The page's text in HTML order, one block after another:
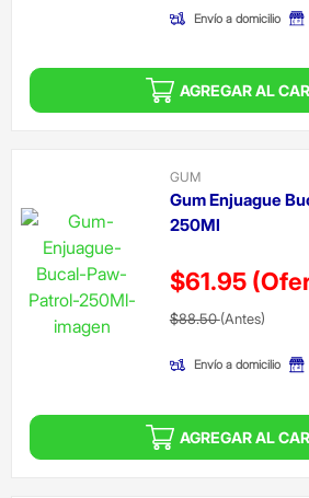
Envío a domicilio
AGREGAR AL
GUM
Gum Enjuague
250Ml
$61.95
Precio reducido de
$88.50(Antes)
Envío a domicilio
AGREGAR AL